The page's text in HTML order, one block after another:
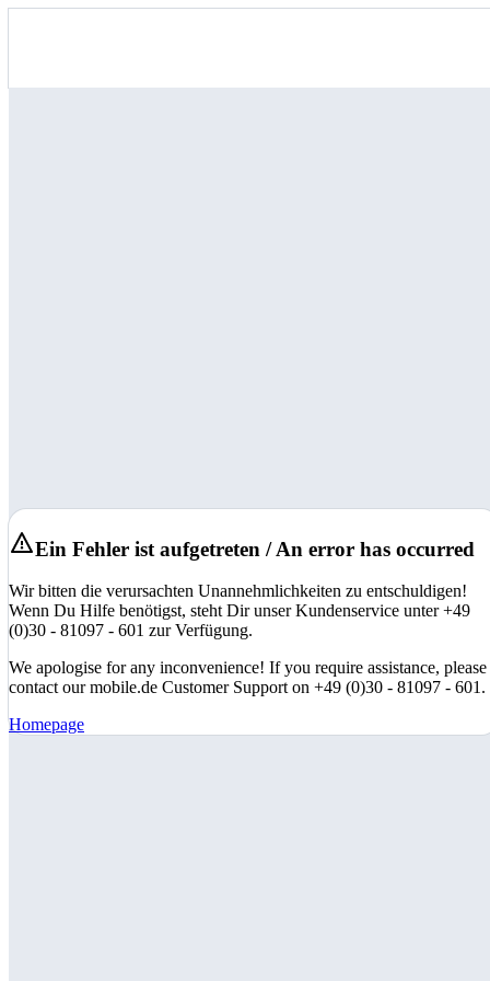
Ein Fehler ist aufgetreten / An error has occurred
Wir bitten die verursachten Unannehmlichkeiten zu entschuldigen!
Wenn Du Hilfe benötigst, steht Dir unser Kundenservice unter +49
(0)30 - 81097 - 601 zur Verfügung.
We apologise for any inconvenience! If you require assistance, please
contact our mobile.de Customer Support on +49 (0)30 - 81097 - 601.
Homepage